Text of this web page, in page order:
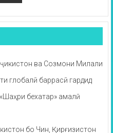
ва Созмони Милали
глобалӣ баррасӣ гардид
бехатар» амалӣ
бо Чин, Қирғизистон